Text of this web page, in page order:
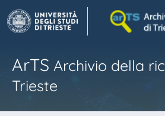
ArTS Archivio della
Trieste